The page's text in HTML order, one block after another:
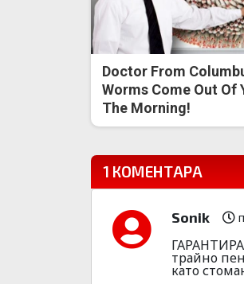
Doctor From
Worms Come Out Of
The Morning!
1 КОМЕНТАРА
Sonik
трайно
като